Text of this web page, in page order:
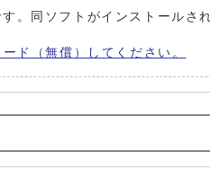
。同ソフトがインストールさ
ド（無償）してください。